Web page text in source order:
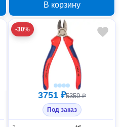
В корзину
-30%
3751 ₽5359 ₽
Под заказ